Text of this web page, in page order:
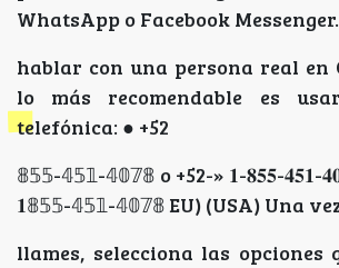
WhatsApp o Facebook
hablar con una persona real
lo más recomendable es
telefónica: ● +52
𝟠𝟝𝟝-𝟜𝟝𝟙-𝟜𝟘𝟟𝟠 o +52-» 𝟏-𝟖𝟓𝟓-𝟒𝟓𝟏-
𝟏𝟠𝟝𝟝-𝟜𝟝𝟙-𝟜𝟘𝟟𝟠 EU) (USA) Una
llames, selecciona las opciones